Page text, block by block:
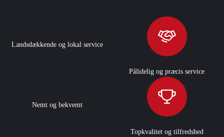
Landsdækkende og lokal service
Pålidelig og præcis service
Nemt og bekvemt
Topkvalitet og tilfredshed